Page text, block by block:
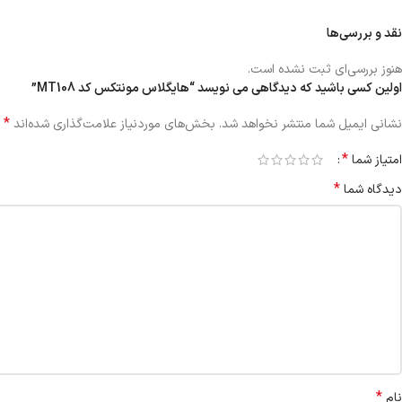
نقد و بررسی‌ها
هنوز بررسی‌ای ثبت نشده است.
اولین کسی باشید که دیدگاهی می نویسد “هایگلاس مونتکس کد MT108”
نشانی ایمیل شما منتشر نخواهد شد. بخش‌های موردنیاز علامت‌گذاری شده‌اند*
امتیاز شما*
دیدگاه شما*
نام*